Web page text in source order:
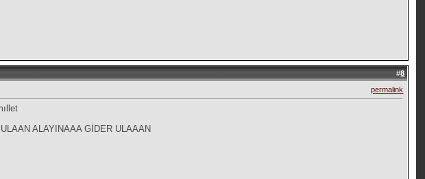
#8
permalink
ALAYINAAA GİDER ULAAAN